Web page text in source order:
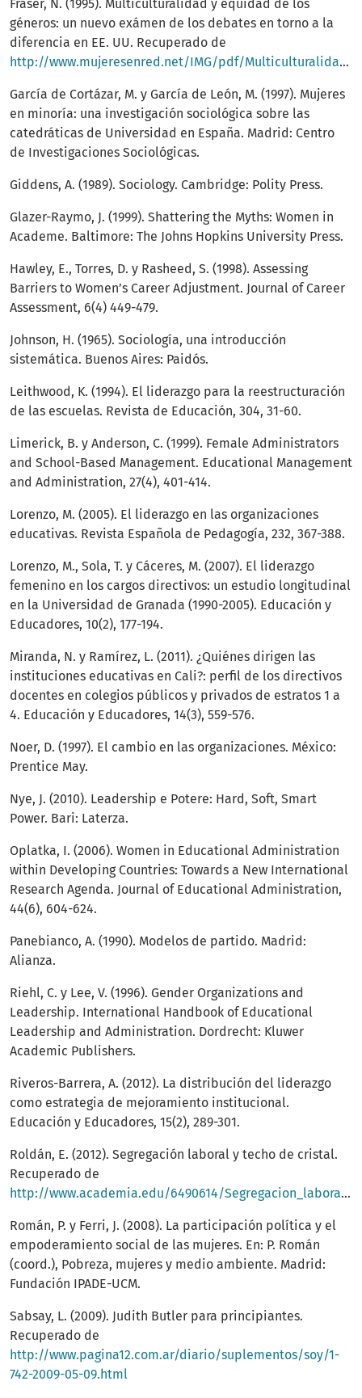
Fraser, N. (1995). Multiculturalidad y equidad de los
géneros: un nuevo exámen de los debates en torno a la
diferencia en EE. UU. Recuperado de
http://www.mujeresenred.net/IMG/pdf/Multiculturalidad_y_equidad_entre_los_generos.pdf
García de Cortázar, M. y García de León, M. (1997). Mujeres
en minoría: una investigación sociológica sobre las
catedráticas de Universidad en España. Madrid: Centro
de Investigaciones Sociológicas.
Giddens, A. (1989). Sociology. Cambridge: Polity Press.
Glazer-Raymo, J. (1999). Shattering the Myths: Women in
Academe. Baltimore: The Johns Hopkins University Press.
Hawley, E., Torres, D. y Rasheed, S. (1998). Assessing
Barriers to Women’s Career Adjustment. Journal of Career
Assessment, 6(4) 449-479.
Johnson, H. (1965). Sociología, una introducción
sistemática. Buenos Aires: Paidós.
Leithwood, K. (1994). El liderazgo para la reestructuración
de las escuelas. Revista de Educación, 304, 31-60.
Limerick, B. y Anderson, C. (1999). Female Administrators
and School-Based Management. Educational Management
and Administration, 27(4), 401-414.
Lorenzo, M. (2005). El liderazgo en las organizaciones
educativas. Revista Española de Pedagogía, 232, 367-388.
Lorenzo, M., Sola, T. y Cáceres, M. (2007). El liderazgo
femenino en los cargos directivos: un estudio longitudinal
en la Universidad de Granada (1990-2005). Educación y
Educadores, 10(2), 177-194.
Miranda, N. y Ramírez, L. (2011). ¿Quiénes dirigen las
instituciones educativas en Cali?: perfil de los directivos
docentes en colegios públicos y privados de estratos 1 a
4. Educación y Educadores, 14(3), 559-576.
Noer, D. (1997). El cambio en las organizaciones. México:
Prentice May.
Nye, J. (2010). Leadership e Potere: Hard, Soft, Smart
Power. Bari: Laterza.
Oplatka, I. (2006). Women in Educational Administration
within Developing Countries: Towards a New International
Research Agenda. Journal of Educational Administration,
44(6), 604-624.
Panebianco, A. (1990). Modelos de partido. Madrid:
Alianza.
Riehl, C. y Lee, V. (1996). Gender Organizations and
Leadership. International Handbook of Educational
Leadership and Administration. Dordrecht: Kluwer
Academic Publishers.
Riveros-Barrera, A. (2012). La distribución del liderazgo
como estrategia de mejoramiento institucional.
Educación y Educadores, 15(2), 289-301.
Roldán, E. (2012). Segregación laboral y techo de cristal.
Recuperado de
http://www.academia.edu/6490614/Segregacion_laboral_y_techo_de_cristal_en_trabajo_social_analisis_del_caso_espanol
Román, P. y Ferri, J. (2008). La participación política y el
empoderamiento social de las mujeres. En: P. Román
(coord.), Pobreza, mujeres y medio ambiente. Madrid:
Fundación IPADE-UCM.
Sabsay, L. (2009). Judith Butler para principiantes.
Recuperado de
http://www.pagina12.com.ar/diario/suplementos/soy/1-
742-2009-05-09.html